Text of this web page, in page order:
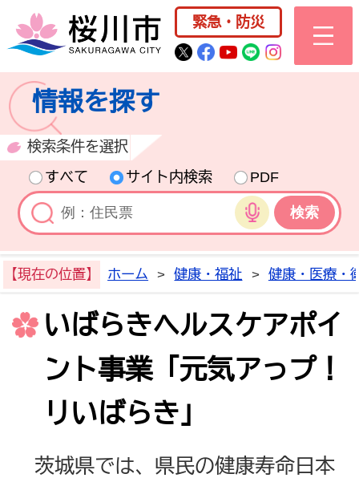
桜川市公式ホー
緊急・防災
桜川市公式Twitter
桜川市公式
桜川市公式
桜川市公式
情報を探す
検索条件を選択
すべて
サイト内検索
PDF
音声検索
【現在の位置】 ホーム > 健康・福祉 > 健康・医療・
いばらきヘルスケアポイ
ント事業「元気アっプ！
リいばらき」
茨城県では、県民の健康寿命日本